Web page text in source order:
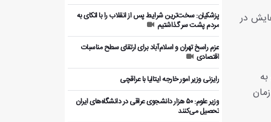
در
پزشکیان: سخت‌ترین شرایط پس از انقلاب را با اتکای به
مردم پشت سر گذاشتیم
عزم راسخ تهران و اسلام‌آباد برای ارتقای سطح مناسبات
اقتصادی
رایزنی وزیر امور خارجه ایتالیا با عراقچی
وزیر علوم: ۵۰ هزار دانشجوی عراقی در دانشگاه‌های ایران
تحصیل می‌کنند